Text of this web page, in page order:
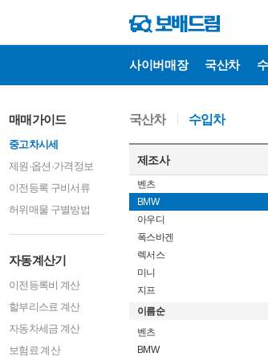
사이버매장 국산차
매매가이드
중고차시세
제원·옵션·가격정보
이전등록 구비서류
허위매물 구별방법
자동계산기
이전등록비 계산
할부리스료 계산
자동차세금 계산
보험료 계산
국산차 수입차
제조사
벤츠
BMW
아우디
폭스바겐
렉서스
미니
지프
이름순
벤츠
BMW